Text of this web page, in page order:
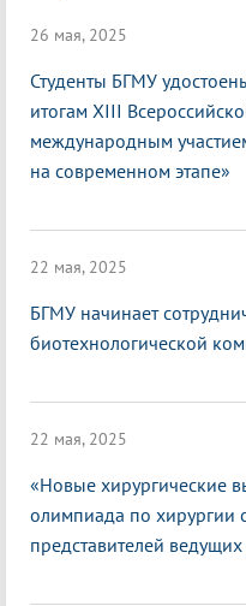
26 мая, 2025
Студенты БГМУ
итогам XIII
международным
на современном этапе»
22 мая, 2025
БГМУ начинает
биотехнологической
22 мая, 2025
«Новые хирургические
олимпиада по хирургии
представителей